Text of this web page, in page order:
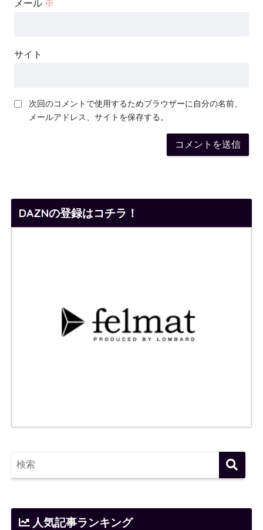
メール ※
サイト
次回のコメントで使用するためブラウザーに自分の名前、
メールアドレス、サイトを保存する。
DAZNの登録はコチラ！
人気記事ランキング